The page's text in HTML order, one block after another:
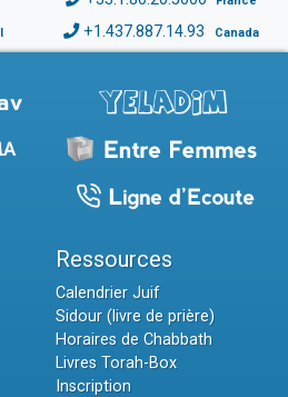
+1.437.887.14.93 Canada
Ressources
Calendrier Juif
Sidour (livre de prière)
Horaires de Chabbath
Livres Torah-Box
Inscription